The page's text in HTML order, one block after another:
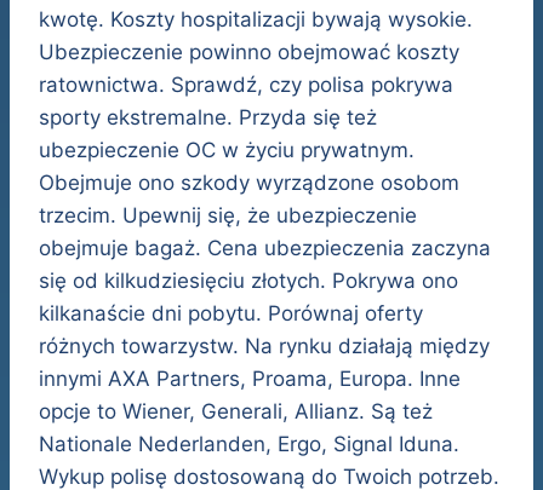
kwotę. Koszty hospitalizacji bywają wysokie.
Ubezpieczenie powinno obejmować koszty
ratownictwa. Sprawdź, czy polisa pokrywa
sporty ekstremalne. Przyda się też
ubezpieczenie OC w życiu prywatnym.
Obejmuje ono szkody wyrządzone osobom
trzecim. Upewnij się, że ubezpieczenie
obejmuje bagaż. Cena ubezpieczenia zaczyna
się od kilkudziesięciu złotych. Pokrywa ono
kilkanaście dni pobytu. Porównaj oferty
różnych towarzystw. Na rynku działają między
innymi AXA Partners, Proama, Europa. Inne
opcje to Wiener, Generali, Allianz. Są też
Nationale Nederlanden, Ergo, Signal Iduna.
Wykup polisę dostosowaną do Twoich potrzeb.